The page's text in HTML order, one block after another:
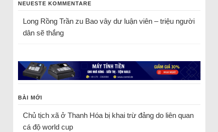
NEUESTE KOMMENTARE
Long Rồng Trầnzu Bao vây dư luận viên – triệu người
dân sẽ thắng
BÀI MỚI
Chủ tịch xã ở Thanh Hóa bị khai trừ đảng do liên quan
cá độ world cup